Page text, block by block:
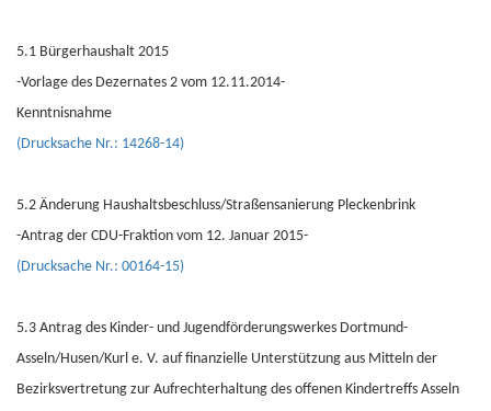
5.1 Bürgerhaushalt 2015
-Vorlage des Dezernates 2 vom 12.11.2014-
Kenntnisnahme
(Drucksache Nr.: 14268-14)
5.2 Änderung Haushaltsbeschluss/Straßensanierung Pleckenbrink
-Antrag der CDU-Fraktion vom 12. Januar 2015-
(Drucksache Nr.: 00164-15)
5.3 Antrag des Kinder- und Jugendförderungswerkes Dortmund-
Asseln/Husen/Kurl e. V. auf finanzielle Unterstützung aus Mitteln der
Bezirksvertretung zur Aufrechterhaltung des offenen Kindertreffs Asseln